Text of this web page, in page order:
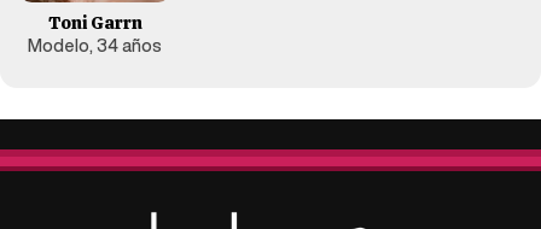
Toni Garrn
Modelo, 34 años